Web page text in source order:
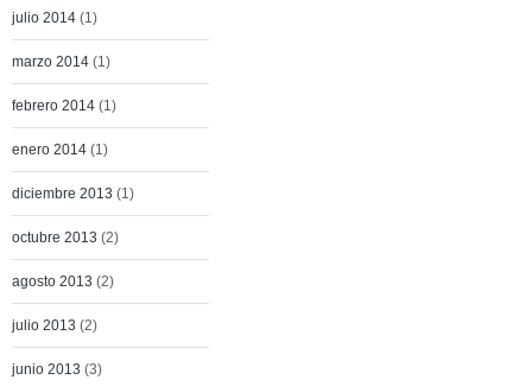
julio 2014 (1)
marzo 2014 (1)
febrero 2014 (1)
enero 2014 (1)
diciembre 2013 (1)
octubre 2013 (2)
agosto 2013 (2)
julio 2013 (2)
junio 2013 (3)